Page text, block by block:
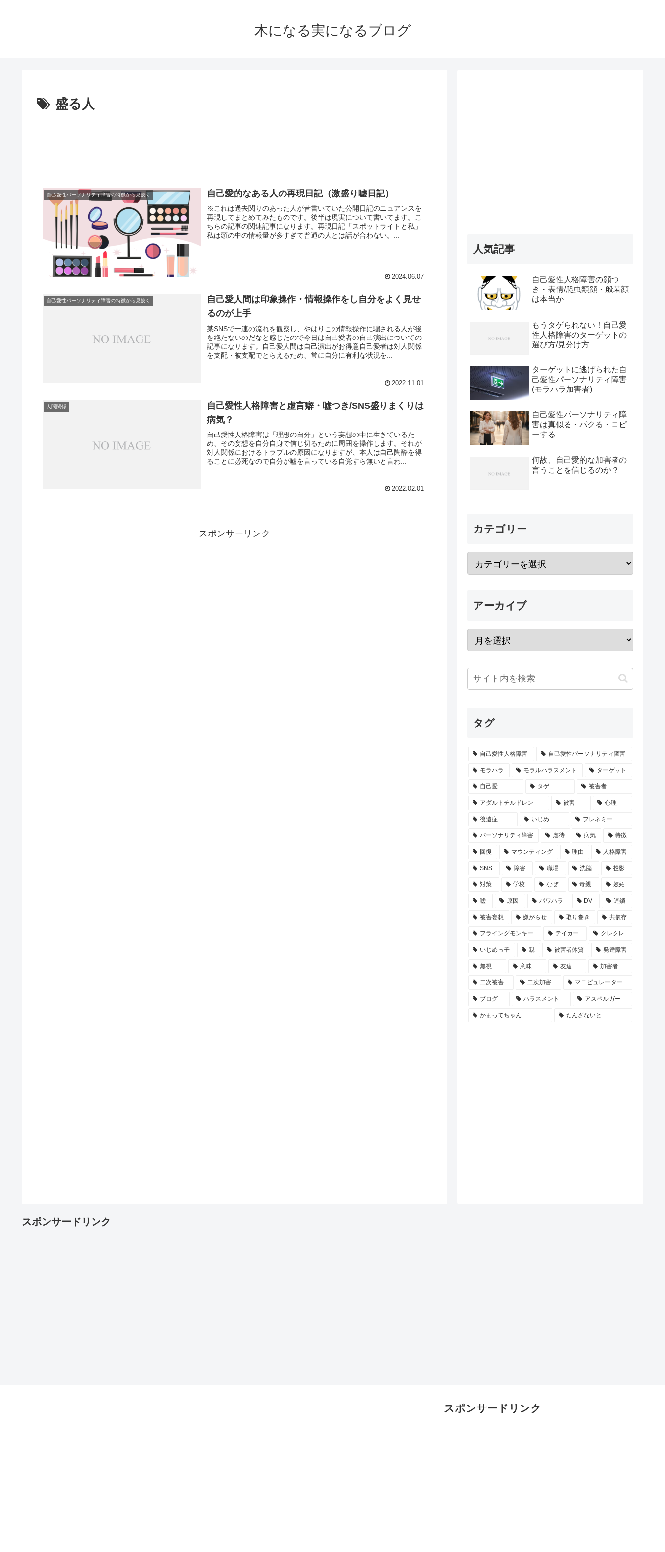
木になる実になるブログ
盛る人
自己愛性パーソナリティ障害の特徴から見抜く 自己愛的なある人の再現日記（激盛り嘘日記）
※これは過去関りのあった人が昔書いていた公開日記のニュアンスを
再現してまとめてみたものです。後半は現実について書いてます。こ
ちらの記事の関連記事になります。再現日記「スポットライトと私」
私は頭の中の情報量が多すぎて普通の人とは話が合わない。...
2024.06.07
自己愛性パーソナリティ障害の特徴から見抜く
自己愛人間は印象操作・情報操作をし自分をよく見せ
るのが上手
某SNSで一連の流れを観察し、やはりこの情報操作に騙される人が後
を絶たないのだなと感じたので今日は自己愛者の自己演出についての
記事になります。自己愛人間は自己演出がお得意自己愛者は対人関係
を支配・被支配でとらえるため、常に自分に有利な状況を...
2022.11.01
人間関係
自己愛性人格障害と虚言癖・嘘つき/SNS盛りまくりは
病気？
自己愛性人格障害は「理想の自分」という妄想の中に生きているた
め、その妄想を自分自身で信じ切るために周囲を操作します。それが
対人関係におけるトラブルの原因になりますが、本人は自己陶酔を得
ることに必死なので自分が嘘を言っている自覚すら無いと言わ...
2022.02.01
スポンサーリンク
人気記事
自己愛性人格障害の顔つ
き・表情/爬虫類顔・般若顔
は本当か
もうタゲられない！自己愛
性人格障害のターゲットの
選び方/見分け方
ターゲットに逃げられた自
己愛性パーソナリティ障害
(モラハラ加害者)
自己愛性パーソナリティ障
害は真似る・パクる・コピ
ーする
何故、自己愛的な加害者の
言うことを信じるのか？
カテゴリー
アーカイブ
タグ
自己愛性人格障害 自己愛性パーソナリティ障害
モラハラ モラルハラスメント ターゲット
自己愛 タゲ 被害者
アダルトチルドレン 被害 心理
後遺症 いじめ フレネミー
パーソナリティ障害 虐待 病気 特徴
回復 マウンティング 理由 人格障害
SNS 障害 職場 洗脳 投影
対策 学校 なぜ 毒親 嫉妬
嘘 原因 パワハラ DV 連鎖
被害妄想 嫌がらせ 取り巻き 共依存
フライングモンキー テイカー クレクレ
いじめっ子 親 被害者体質 発達障害
無視 意味 友達 加害者
二次被害 二次加害 マニピュレーター
ブログ ハラスメント アスペルガー
かまってちゃん たんざないと
スポンサードリンク
スポンサードリンク